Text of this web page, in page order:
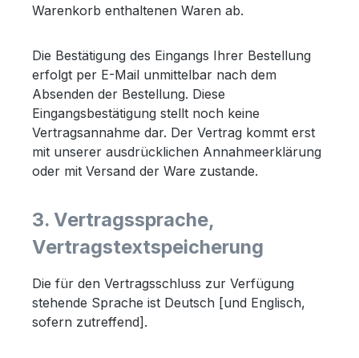
Warenkorb enthaltenen Waren ab.
Die Bestätigung des Eingangs Ihrer Bestellung
erfolgt per E-Mail unmittelbar nach dem
Absenden der Bestellung. Diese
Eingangsbestätigung stellt noch keine
Vertragsannahme dar. Der Vertrag kommt erst
mit unserer ausdrücklichen Annahmeerklärung
oder mit Versand der Ware zustande.
3. Vertragssprache,
Vertragstextspeicherung
Die für den Vertragsschluss zur Verfügung
stehende Sprache ist Deutsch [und Englisch,
sofern zutreffend].